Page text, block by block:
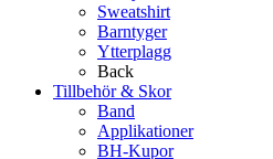
Sweatshirt
Barntyger
Ytterplagg
Back
Tillbehör & Skor
Band
Applikationer
BH-Kupor